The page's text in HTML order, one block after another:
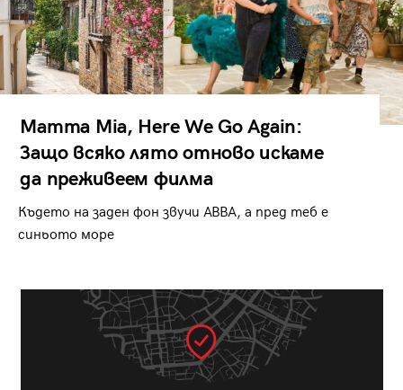
Mamma Mia, Here We Go Again:
Защо всяко лято отново искаме
да преживеем филма
Където на заден фон звучи ABBA, а пред теб е
синьото море